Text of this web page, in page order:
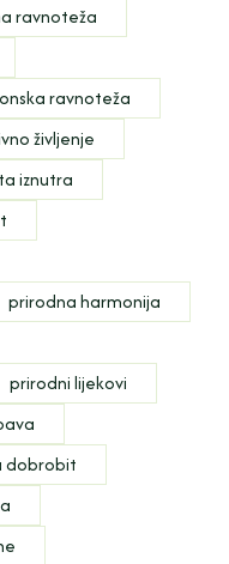
ravnoteža
ravnoteža
življenje
iznutra
prirodna harmonija
prirodni lijekovi
dobrobit